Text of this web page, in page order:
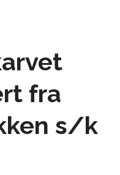
fra
s/k